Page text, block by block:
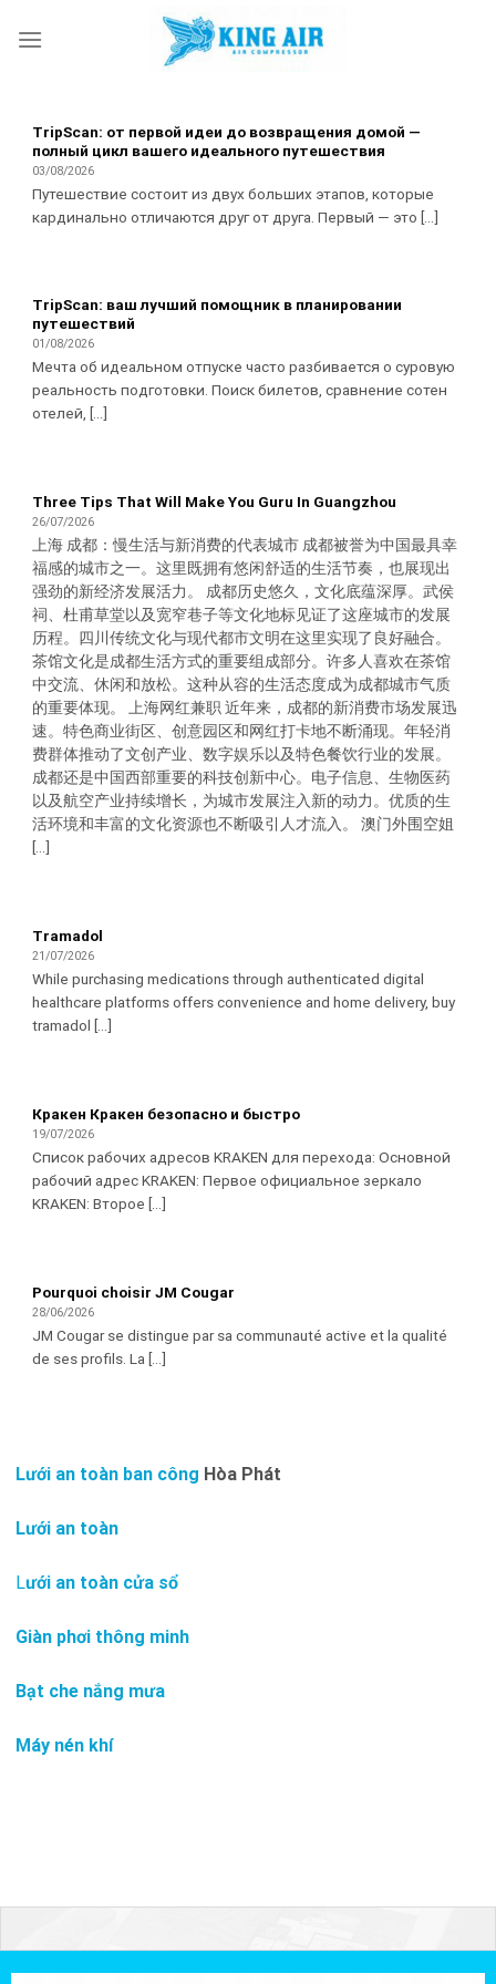
TripScan: от первой идеи до возвращения домой —
полный цикл вашего идеального путешествия
03/08/2026
Путешествие состоит из двух больших этапов, которые
кардинально отличаются друг от друга. Первый — это [...]
TripScan: ваш лучший помощник в планировании
путешествий
01/08/2026
Мечта об идеальном отпуске часто разбивается о суровую
реальность подготовки. Поиск билетов, сравнение сотен
отелей, [...]
Three Tips That Will Make You Guru In Guangzhou
26/07/2026
上海 成都：慢生活与新消费的代表城市 成都被誉为中国最具幸
福感的城市之一。这里既拥有悠闲舒适的生活节奏，也展现出
强劲的新经济发展活力。 成都历史悠久，文化底蕴深厚。武侯
祠、杜甫草堂以及宽窄巷子等文化地标见证了这座城市的发展
历程。四川传统文化与现代都市文明在这里实现了良好融合。
茶馆文化是成都生活方式的重要组成部分。许多人喜欢在茶馆
中交流、休闲和放松。这种从容的生活态度成为成都城市气质
的重要体现。 上海网红兼职 近年来，成都的新消费市场发展迅
速。特色商业街区、创意园区和网红打卡地不断涌现。年轻消
费群体推动了文创产业、数字娱乐以及特色餐饮行业的发展。
成都还是中国西部重要的科技创新中心。电子信息、生物医药
以及航空产业持续增长，为城市发展注入新的动力。优质的生
活环境和丰富的文化资源也不断吸引人才流入。 澳门外围空姐
[...]
Tramadol
21/07/2026
While purchasing medications through authenticated digital
healthcare platforms offers convenience and home delivery, buy
tramadol [...]
Кракен Кракен безопасно и быстро
19/07/2026
Список рабочих адресов KRAKEN для перехода: Основной
рабочий адрес KRAKEN: Первое официальное зеркало
KRAKEN: Второе [...]
Pourquoi choisir JM Cougar
28/06/2026
JM Cougar se distingue par sa communauté active et la qualité
de ses profils. La [...]
Lưới an toàn ban công Hòa Phát
Lưới an toàn
Lưới an toàn cửa sổ
Giàn phơi thông minh
Bạt che nắng mưa
Máy nén khí